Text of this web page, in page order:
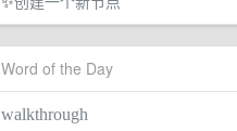
Word of the Day
walkthrough